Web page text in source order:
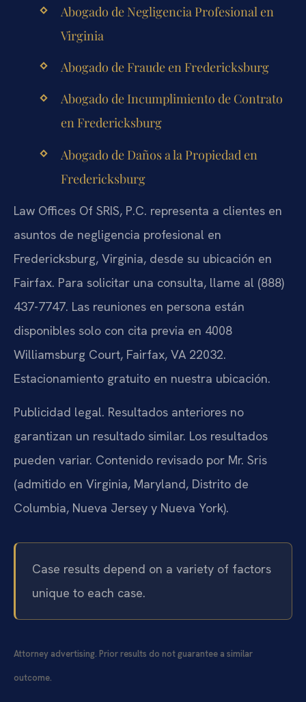
Abogado de Negligencia Profesional en
Virginia
Abogado de Fraude en Fredericksburg
Abogado de Incumplimiento de Contrato
en Fredericksburg
Abogado de Daños a la Propiedad en
Fredericksburg
Law Offices Of SRIS, P.C. representa a clientes en
asuntos de negligencia profesional en
Fredericksburg, Virginia, desde su ubicación en
Fairfax. Para solicitar una consulta, llame al (888)
437-7747. Las reuniones en persona están
disponibles solo con cita previa en 4008
Williamsburg Court, Fairfax, VA 22032.
Estacionamiento gratuito en nuestra ubicación.
Publicidad legal. Resultados anteriores no
garantizan un resultado similar. Los resultados
pueden variar. Contenido revisado por Mr. Sris
(admitido en Virginia, Maryland, Distrito de
Columbia, Nueva Jersey y Nueva York).
Case results depend on a variety of factors
unique to each case.
Attorney advertising. Prior results do not guarantee a similar
outcome.